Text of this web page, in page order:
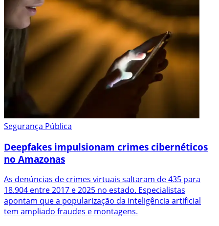
Segurança Pública
Deepfakes impulsionam crimes cibernéticos
no Amazonas
As denúncias de crimes virtuais saltaram de 435 para
18.904 entre 2017 e 2025 no estado. Especialistas
apontam que a popularização da inteligência artificial
tem ampliado fraudes e montagens.